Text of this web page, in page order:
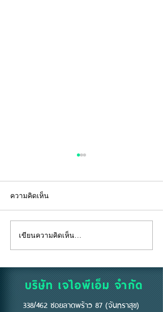
"คีย์การ์ด" ไม่ใช่แค่แผ่น
พลาสติก... แต่คือ "ด่าน
แรก" ของความปลอดภัย
ความคิดเห็น
เขียนความคิดเห็น…
บริษัท เจไอพีเอ็ม จำกัด
338/462 ซอยลาดพร้าว 87 (จันทราสุข)